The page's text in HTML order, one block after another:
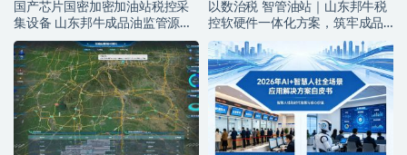
国产芯片国密加密加油站税控采
集设备 山东邦牛成品油监管源头
厂家
以数治税 智管油站｜山东邦牛税
控软硬件一体化方案，筑牢成品
油全链条监管防线